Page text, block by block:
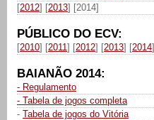
[2012] [2013] [2014]
PÚBLICO DO ECV:
[2010] [2011] [2012] [2013] [2014]
BAIANÃO 2014:
- Regulamento
- Tabela de jogos completa
- Tabela de jogos do Vitória